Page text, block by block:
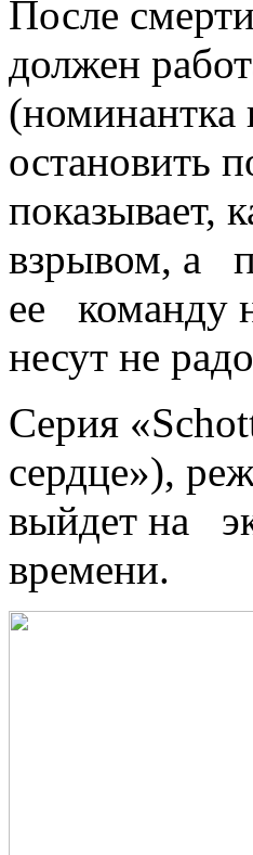
После
должен
остановить
показывает,
взрывом, а
ее команду
несут не
Серия
сердце»),
выйдет на
времени.